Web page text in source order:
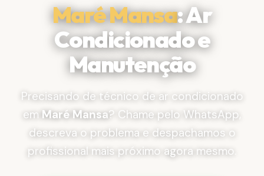
Maré Mansa: Ar
Condicionado e
Manutenção
Precisando de técnico de ar condicionado
em Maré Mansa? Chame pelo WhatsApp,
descreva o problema e despachamos o
profissional mais próximo agora mesmo.